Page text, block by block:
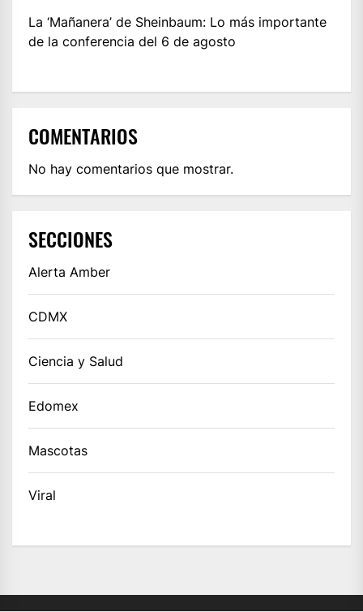
La ‘Mañanera’ de Sheinbaum: Lo más importante
de la conferencia del 6 de agosto
COMENTARIOS
No hay comentarios que mostrar.
SECCIONES
Alerta Amber
CDMX
Ciencia y Salud
Edomex
Mascotas
Viral